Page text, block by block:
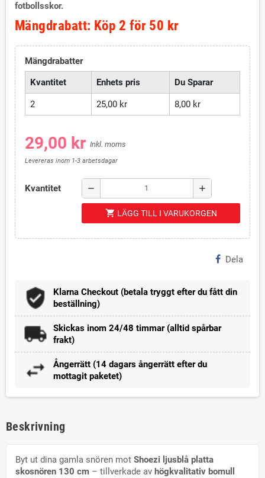
fotbollsskor.
Mängdrabatt: Köp 2 för 50 kr
Mängdrabatter
Kvantitet
Enhets pris Du Sparar
2 25,00 kr 8,00 kr
29,00 kr Inkl. moms
Levereras inom 1-3 arbetsdagar
Kvantitet remove add
shopping_cart LÄGG TILL I VARUKORGEN
Dela
Klarna Checkout (betala tryggt efter du fått din
beställning)
Skickas inom 24/48 timmar (alltid spårbar
frakt)
Ångerrätt (14 dagars ångerrätt efter du
mottagit paketet)
Beskrivning
Byt ut dina gamla snören mot Shoezi ljusblå platta
skosnören 130 cm – tillverkade av högkvalitativ bomull